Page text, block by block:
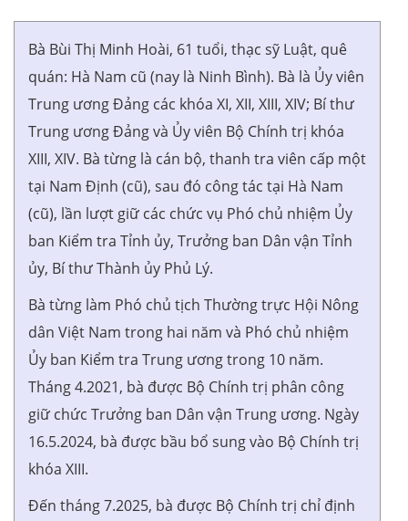
Bà Bùi Thị Minh Hoài, 61 tuổi, thạc sỹ Luật, quê
quán: Hà Nam cũ (nay là Ninh Bình). Bà là Ủy viên
Trung ương Đảng các khóa XI, XII, XIII, XIV; Bí thư
Trung ương Đảng và Ủy viên Bộ Chính trị khóa
XIII, XIV. Bà từng là cán bộ, thanh tra viên cấp một
tại Nam Định (cũ), sau đó công tác tại Hà Nam
(cũ), lần lượt giữ các chức vụ Phó chủ nhiệm Ủy
ban Kiểm tra Tỉnh ủy, Trưởng ban Dân vận Tỉnh
ủy, Bí thư Thành ủy Phủ Lý.
Bà từng làm Phó chủ tịch Thường trực Hội Nông
dân Việt Nam trong hai năm và Phó chủ nhiệm
Ủy ban Kiểm tra Trung ương trong 10 năm.
Tháng 4.2021, bà được Bộ Chính trị phân công
giữ chức Trưởng ban Dân vận Trung ương. Ngày
16.5.2024, bà được bầu bổ sung vào Bộ Chính trị
khóa XIII.
Đến tháng 7.2025, bà được Bộ Chính trị chỉ định